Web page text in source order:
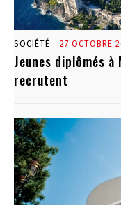
SOCIÉTÉ 27 OCTOBRE
Jeunes diplômés
recrutent